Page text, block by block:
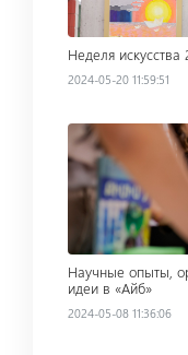
Неделя искусства
2024-05-20 11:59:51
Read more
Научные опыты,
идеи в «Айб»
2024-05-08 11:36:06